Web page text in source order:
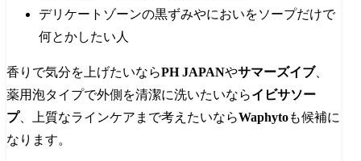
デリケートゾーンの黒ずみやにおいをソープだけで
何とかしたい人
香りで気分を上げたいならPH JAPANやサマーズイブ、
薬用泡タイプで外側を清潔に洗いたいならイビサソー
プ、上質なラインケアまで考えたいならWaphytoも候補に
なります。